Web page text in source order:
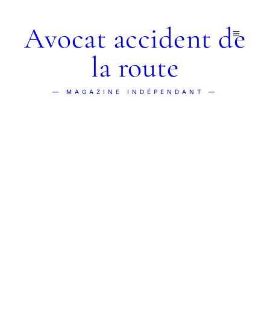
Avocat accident de
la route
— MAGAZINE INDÉPENDANT —